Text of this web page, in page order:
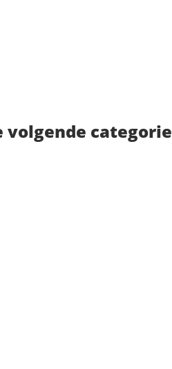
volgende categorie